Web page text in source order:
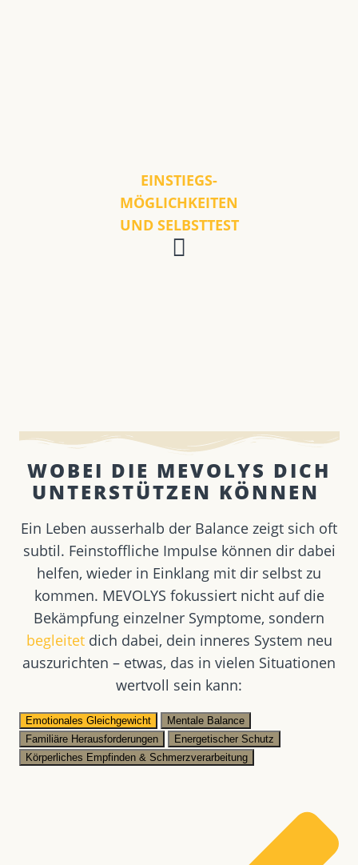
EINSTIEGS-
MÖGLICHKEITEN
UND SELBSTTEST
WOBEI DIE MEVOLYS DICH
UNTERSTÜTZEN KÖNNEN ​
Ein Leben ausserhalb der Balance zeigt sich oft
subtil. Feinstoffliche Impulse können dir dabei
helfen, wieder in Einklang mit dir selbst zu
kommen. MEVOLYS fokussiert nicht auf die
Bekämpfung einzelner Symptome, sondern
begleitetdich dabei, dein inneres System neu
auszurichten – etwas, das in vielen Situationen
wertvoll sein kann:
Emotionales Gleichgewicht
Mentale Balance
Familiäre Herausforderungen
Energetischer Schutz
Körperliches Empfinden & Schmerzverarbeitung